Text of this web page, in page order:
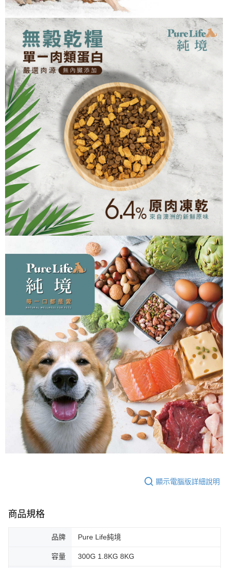
顯示電腦版詳細說明
商品規格
品牌 Pure Life純境
容量 300G 1.8KG 8KG